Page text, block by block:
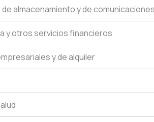
almacenamiento y de
y otros servicios financieros
y de alquiler